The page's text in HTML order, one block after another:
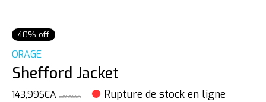
40% off
ORAGE
Shefford Jacket
143,99$CA 239,99$CA Rupture de stock en ligne